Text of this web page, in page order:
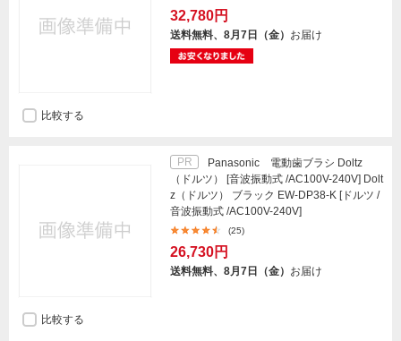
32,780円
送料無料、8月7日（金） お届け
比較する
PR
Panasonic 電動歯ブラシ Doltz
（ドルツ） [音波振動式 /AC100V-240V] Dolt
z（ドルツ） ブラック EW-DP38-K [ドルツ /
音波振動式 /AC100V-240V]
(25)
26,730円
送料無料、8月7日（金） お届け
比較する